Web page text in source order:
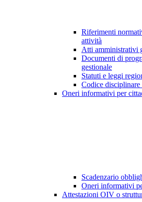
Riferimenti
attività
Atti amministrativi
Documenti di
gestionale
Statuti e leggi
Codice disciplinare
Oneri informativi per
Scadenzario
Oneri informativi
Attestazioni OIV o